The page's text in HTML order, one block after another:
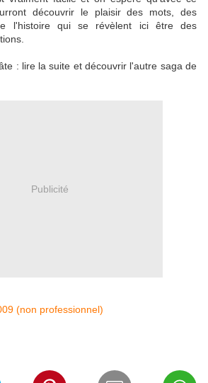
découvrir le plaisir des mots, des
l'histoire qui se révèlent ici être des
: lire la suite et découvrir l'autre saga de
Publicité
(non professionnel)